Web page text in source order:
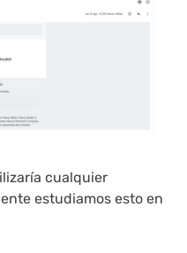
cualquier
estudiamos esto en